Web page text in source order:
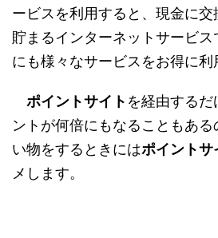
ービスを利用すると、現金に
貯まるインターネットサービス
にも様々なサービスをお得に利
ポイントサイト を経由するだ
ントが何倍にもなることもある
い物をするときにはポイントサ
メします。